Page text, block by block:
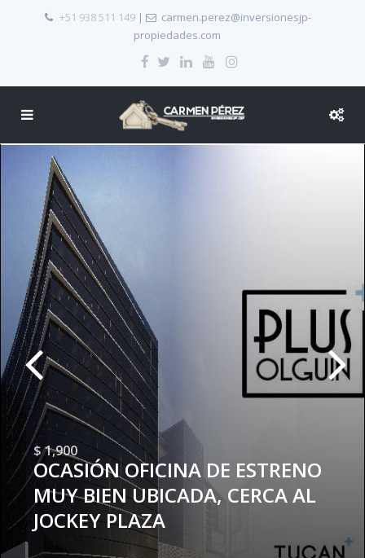
+51 938 511 149|
carmen.perez@inversionesjp-
propiedades.com
$ 1,900
OCASIÓN OFICINA DE ESTRENO
MUY BIEN UBICADA, CERCA AL
JOCKEY PLAZA